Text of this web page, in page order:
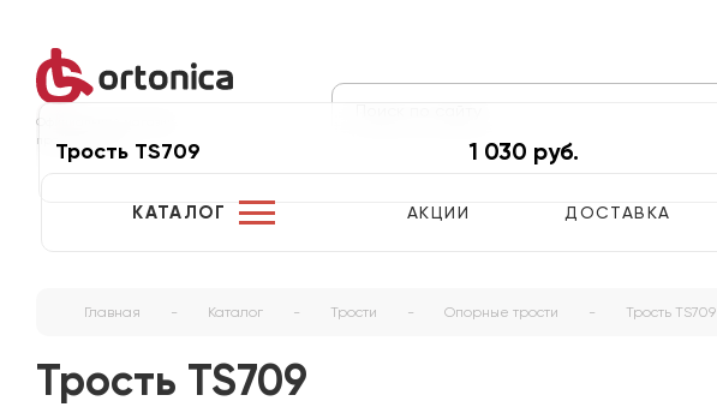
Официальный магазин
производителя
КАТАЛОГ АКЦИИ ДОСТАВКА
Главная - Каталог - Трости - Опорные трости - Трость TS709
Трость TS709
Трость TS709 1 030 руб.